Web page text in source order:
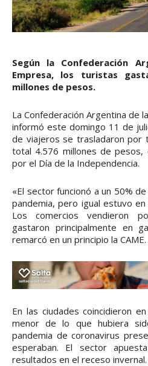
Según la Confederación
Empresa, los turistas
millones de pesos.
La Confederación Argentina de
informó este domingo 11 de
de viajeros se trasladaron por
total 4.576 millones de
por el Día de la Independencia.
«El sector funcionó a un 50%
pandemia, pero igual estuvo
Los comercios vendieron
gastaron principalmente en
remarcó en un principio la CAME.
En las ciudades coincidieron
menor de lo que hubiera
pandemia de coronavirus
esperaban. El sector
resultados en el receso invernal.